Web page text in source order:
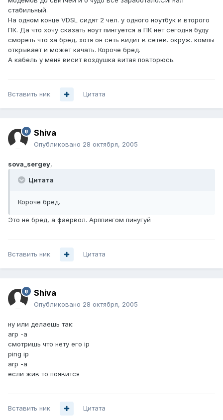
стабильный.
На одном конце VDSL сидят 2 чел. у одного ноутбук и второго
ПК. Да что хочу сказать ноут пингуется а ПК нет сегодня буду
смореть что за бред, хотя он сеть видит в сетев. окруж. компы
открывает и может качать. Короче бред.
А кабель у меня висит воздушка витая повторюсь.
Вставить ник Цитата
Shiva
Опубликовано 28 октября, 2005
sova_sergey,
Цитата
Короче бред.
Это не бред, а фаервол. Арппингом пинугуй
Вставить ник Цитата
Shiva
Опубликовано 28 октября, 2005
ну или делаешь так:
arp -a
смотришь что нету его ip
ping ip
arp -a
если жив то появится
Вставить ник Цитата